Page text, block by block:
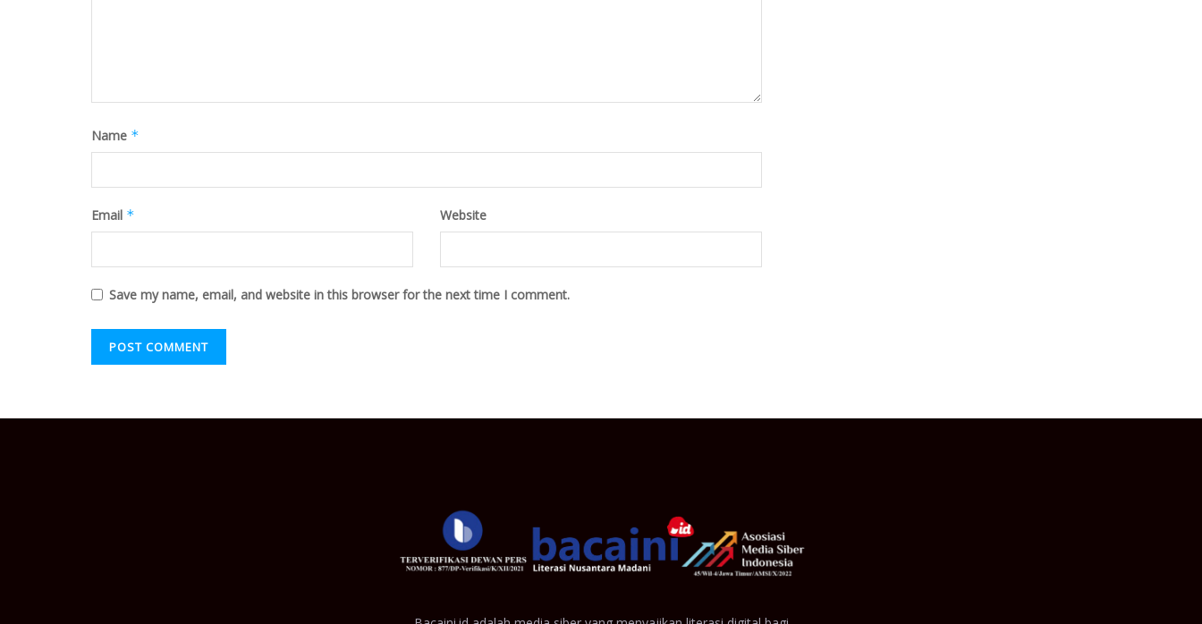
Name *
Email * Website
Save my name, email, and website in this browser for the next time I comment.